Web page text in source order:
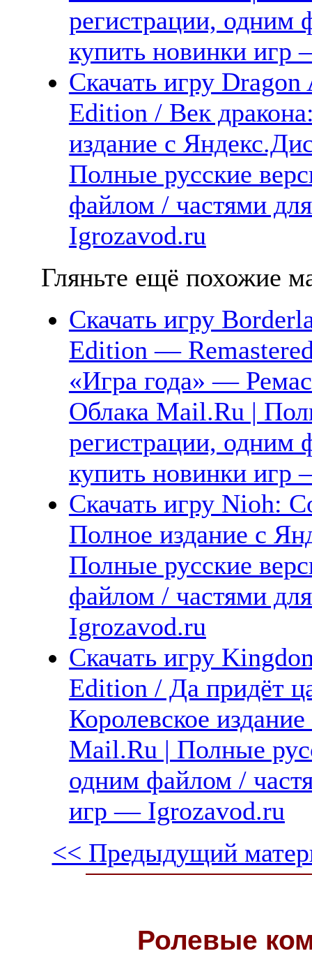
регистрации, одним
купить новинки
Скачать игру
Edition / Век
издание с
Полные русские
файлом / частями
Igrozavod.ru
Гляньте ещё похожие
Скачать игру
Edition —
«Игра года» —
Облака Mail.Ru |
регистрации, одним
купить новинки
Скачать игру Nioh:
Полное издание с
Полные русские
файлом / частями
Igrozavod.ru
Скачать игру
Edition / Да придёт
Королевское
Mail.Ru | Полные
одним файлом /
игр — Igrozavod.ru
<< Предыдущий
Ролевые